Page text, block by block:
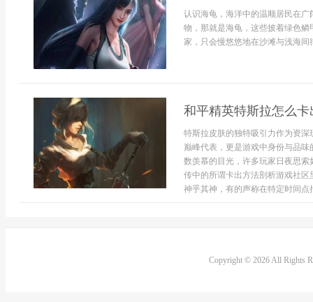
认识海龟，海洋中的温顺居民在
物，那就是海龟，这些披着绿色
家，只会慢悠悠地在沙滩与浅海间
和平精英特斯拉怎么
特斯拉皮肤的独特吸引力作为资
巅峰代表，更是游戏中身份与品
数羡慕的目光，许多玩家日夜思
传中的所谓卡出方法剖析游戏社
神乎其神，有的声称在特定时间点
Copyright © 2026 All Rights